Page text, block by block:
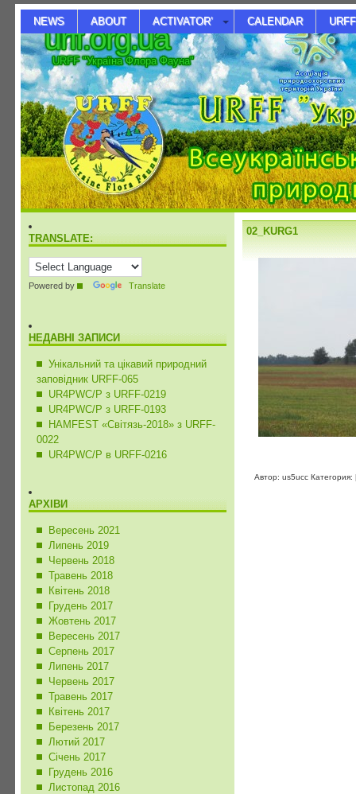
NEWS ABOUT ACTIVATOR’ CALENDAR
urff.org.ua
URFF "Україна Флора Фауна"
TRANSLATE:
Powered by Translate
НЕДАВНІ ЗАПИСИ
Унікальний та цікавий природний
заповідник URFF-065
UR4PWC/P з URFF-0219
UR4PWC/P з URFF-0193
HAMFEST «Світязь-2018» з URFF-
0022
UR4PWC/P в URFF-0216
АРХІВИ
Вересень 2021
Липень 2019
Червень 2018
Травень 2018
Квітень 2018
Грудень 2017
Жовтень 2017
Вересень 2017
Серпень 2017
Липень 2017
Червень 2017
Травень 2017
Квітень 2017
Березень 2017
Лютий 2017
Січень 2017
Грудень 2016
Листопад 2016
02_KURG1
Автор: us5ucc Категория: